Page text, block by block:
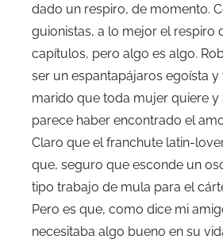
dado un respiro, de momento.
guionistas, a lo mejor el respiro
capítulos, pero algo es algo.
ser un espantapájaros egoísta y
marido que toda mujer quiere y
parece haber encontrado el
Claro que el franchute latin-
que, seguro que esconde un
tipo trabajo de mula para el
Pero es que, como dice mi
necesitaba algo bueno en su